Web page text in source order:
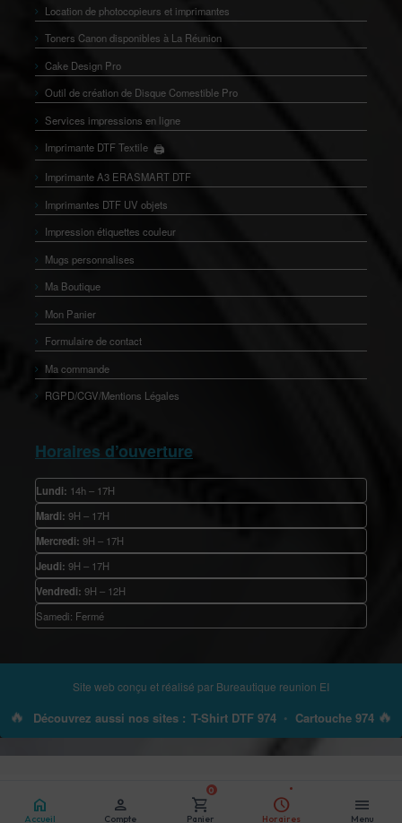
Location de photocopieurs et imprimantes
Toners Canon disponibles à La Réunion
Cake Design Pro
Outil de création de Disque Comestible Pro
Services impressions en ligne
Imprimante DTF Textile 🖨️
👕
Imprimante A3 ERASMART DTF
Imprimantes DTF UV objets
Impression étiquettes couleur
Mugs personnalises
Ma Boutique
Mon Panier
Formulaire de contact
Ma commande
RGPD/CGV/Mentions Légales
Horaires d’ouverture
Lundi: 14h – 17H
Mardi: 9H – 17H
Mercredi: 9H – 17H
Jeudi: 9H – 17H
Vendredi: 9H – 12H
Samedi: Fermé
Site web conçu et réalisé par Bureautique reunion EI
🔥 Découvrez aussi nos sites : T-Shirt DTF 974 • Cartouche 974 🔥
home
Accueil
person
Compte
shopping_cart
0
Panier
schedule
Horaires
menu
Menu